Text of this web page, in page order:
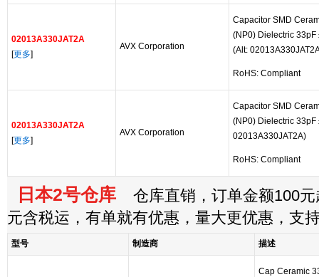
02013A330JAT2A
[更多]
AVX Corporation
Capacitor SMD
(NP0) Dielectric 33pF
(Alt:
RoHS: Compliant
02013A330JAT2A
[更多]
AVX Corporation
Capacitor SMD
(NP0) Dielectric 33pF
02013A330JAT2A)
RoHS: Compliant
日本2号仓库 仓库直销，订单金额100元
元含税运，有单就有优惠，量大更优惠，支
型号 制造商 描述
Cap Ceramic